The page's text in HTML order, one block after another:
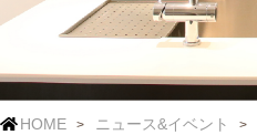
HOME ニュース&イベント